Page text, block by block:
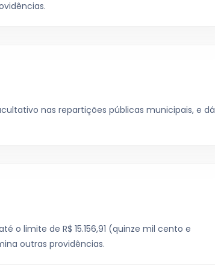
nas repartições públicas municipais, e dá
o limite de R$ 15.156,91 (quinze mil cento e
outras providências.